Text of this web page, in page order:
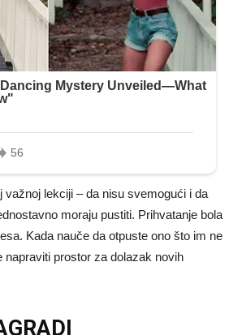
važnoj lekciji – da nisu svemogući i da
moraju pustiti. Prihvatanje bola
Kada nauče da otpuste ono što im ne
napraviti prostor za dolazak novih